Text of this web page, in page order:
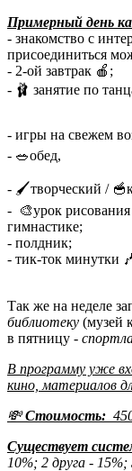
Примерный день
- знакомство с
присоединиться
- 2-ой завтрак 🍎;
- 🩰 занятие по
- игры на свежем
- 🥗обед,
- 🖌️творческий /
- 🎨урок рисования
гимнастике;
- полдник;
- тик-ток минутки
Так же на неделе
библиотеку (музей
в пятницу -
В программу уже
кино, материалов
💸Стоимость:
Существует
10%; 2 друга - 15%;